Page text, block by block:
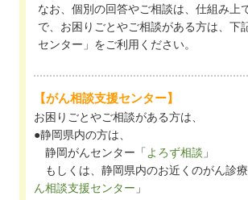
なお、個別の回答やご相談は、仕組み上
で、お困りごとやご相談がある方は、下
センター」をご利用ください。
【がん相談支援センター】
お困りごとやご相談がある方は、
●静岡県内の方は、
静岡がんセンター「 よろず相談 」
もしくは、静岡県内のお近くのがん診
ん相談支援センター 」